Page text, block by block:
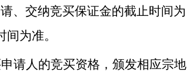
、交纳竞买保证金的截止时间为
为准。
请人的竞买资格，颁发相应宗地